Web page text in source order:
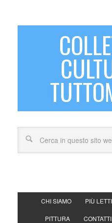
CHI SIAMO PIÙ LETTI
PITTURA CONTATTI